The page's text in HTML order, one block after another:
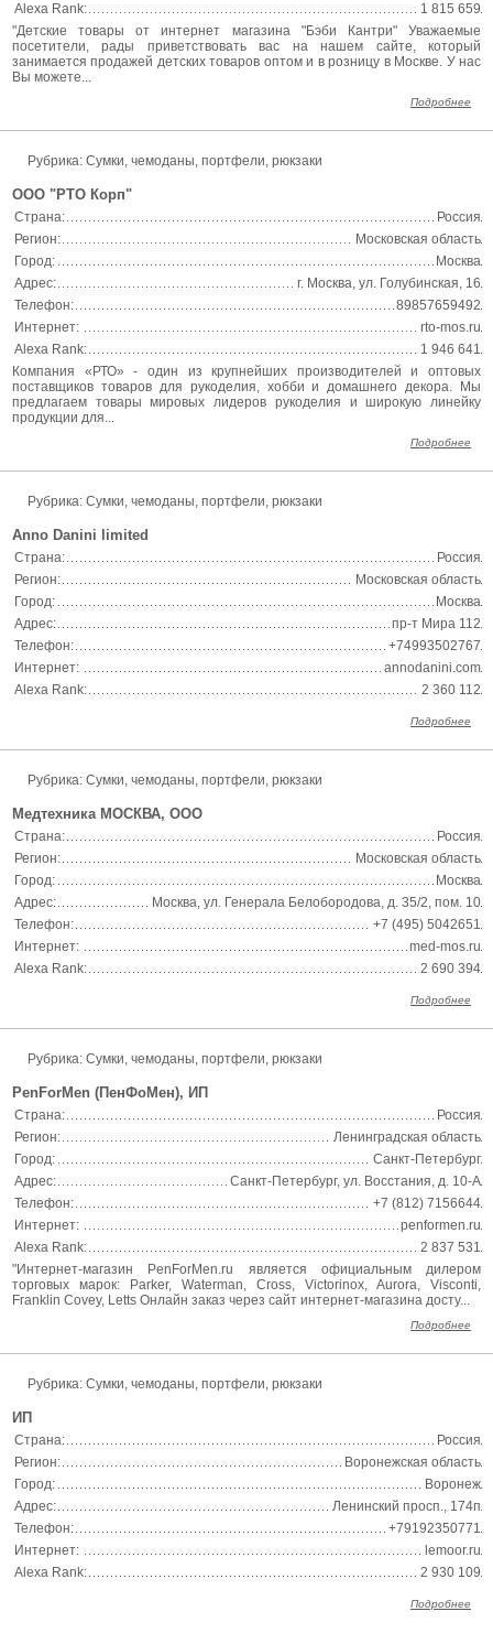
Alexa Rank:
1 815 659
"Детские товары от интернет магазина "Бэби Кантри" Уважаемые
посетители, рады приветствовать вас на нашем сайте, который
занимается продажей детских товаров оптом и в розницу в Москве. У нас
Вы можете...
Подробнее
Рубрика: Сумки, чемоданы, портфели, рюкзаки
ООО "РТО Корп"
Страна:
Россия
Регион:
Московская область
Город:
Москва
Адрес:
г. Москва, ул. Голубинская, 16
Телефон:
89857659492
Интернет:
rto-mos.ru
Alexa Rank:
1 946 641
Компания «РТО» - один из крупнейших производителей и оптовых
поставщиков товаров для рукоделия, хобби и домашнего декора. Мы
предлагаем товары мировых лидеров рукоделия и широкую линейку
продукции для...
Подробнее
Рубрика: Сумки, чемоданы, портфели, рюкзаки
Anno Danini limited
Страна:
Россия
Регион:
Московская область
Город:
Москва
Адрес:
пр-т Мира 112
Телефон:
+74993502767
Интернет:
annodanini.com
Alexa Rank:
2 360 112
Подробнее
Рубрика: Сумки, чемоданы, портфели, рюкзаки
Медтехника МОСКВА, ООО
Страна:
Россия
Регион:
Московская область
Город:
Москва
Адрес:
Москва, ул. Генерала Белобородова, д. 35/2, пом. 10
Телефон:
+7 (495) 5042651
Интернет:
med-mos.ru
Alexa Rank:
2 690 394
Подробнее
Рубрика: Сумки, чемоданы, портфели, рюкзаки
PenForMen (ПенФоМен), ИП
Страна:
Россия
Регион:
Ленинградская область
Город:
Санкт-Петербург
Адрес:
Санкт-Петербург, ул. Восстания, д. 10-А
Телефон:
+7 (812) 7156644
Интернет:
penformen.ru
Alexa Rank:
2 837 531
"Интернет-магазин PenForMen.ru является официальным дилером
торговых марок: Parker, Waterman, Cross, Victorinox, Aurora, Visconti,
Franklin Covey, Letts Онлайн заказ через сайт интернет-магазина досту...
Подробнее
Рубрика: Сумки, чемоданы, портфели, рюкзаки
ИП
Страна:
Россия
Регион:
Воронежская область
Город:
Воронеж
Адрес:
Ленинский просп., 174п
Телефон:
+79192350771
Интернет:
lemoor.ru
Alexa Rank:
2 930 109
Подробнее